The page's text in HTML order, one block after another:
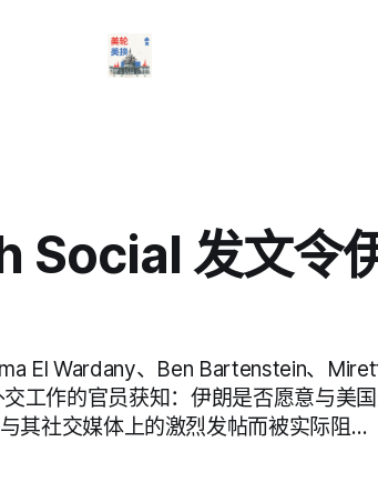
Social 发文令
El Wardany、Ben Bartenstein、
工作的官员获知：伊朗是否愿意与美
其社交媒体上的激烈发帖而被实际阻…